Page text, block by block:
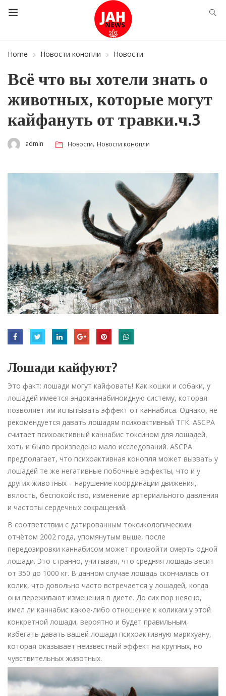
Home Новости конопли Новости
Всё что вы хотели знать о
животных, которые могут
кайфануть от травки.ч.3
admin Новости, Новости конопли
Лошади кайфуют?
Это факт: лошади могут кайфовать! Как кошки и собаки, у
лошадей имеется эндоканнабиноидную систему, которая
позволяет им испытывать эффект от каннабиса. Однако, не
рекомендуется давать лошадям психоактивный ТГК. ASCPA
считает психоактивный каннабис токсином для лошадей,
хоть и было произведено мало исследований. ASCPA
предполагает, что психоактивная конопля может вызвать у
лошадей те же негативные побочные эффекты, что и у
других животных – нарушение координации движения,
вялость, беспокойство, изменение артериального давления
и частоты сердечных сокращений.
В соответствии с датированным токсикологическим
отчётом 2002 года, упомянутым выше, после
передозировки каннабисом может произойти смерть одной
лошади. Это странно, учитывая, что средняя лошадь весит
от 350 до 1000 кг. В данном случае лошадь скончалась от
колик, что довольно часто встречается у лошадей, когда
они переживают изменения в диете. До сих пор неясно,
имел ли каннабис какое-либо отношение к коликам у этой
конкретной лошади, вероятно и будет правильным,
избегать давать вашей лошади психоактивную марихуану,
которая оказывает неизвестный эффект на крупных, но
чувствительных животных.